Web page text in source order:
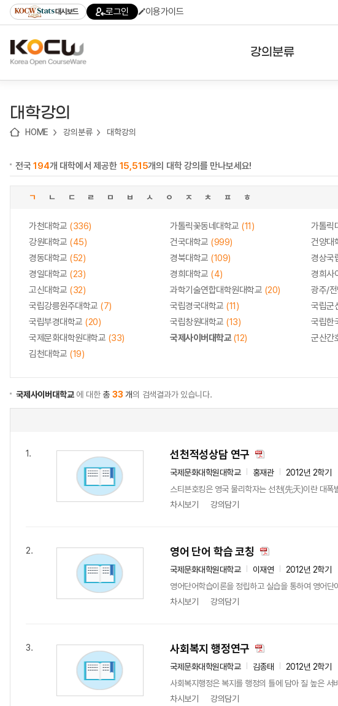
기
기
기
content)
가
대시보드 로그인 이용가이드
강의분류
대학강의
HOME 강의분류 대학강의
전국194개 대학에서 제공한 15,515개의 대학 강의를 만나보세요!
ㄱ ㄴ ㄷ ㄹ ㅁ ㅂ ㅅ ㅇ ㅈ ㅊ ㅍ ㅎ
가천대학교 (336) 가톨릭꽃동네대학교 (11) 가톨릭
강원대학교 (45) 건국대학교 (999) 건양대
경동대학교 (52) 경북대학교 (109) 경상국
경일대학교 (23) 경희대학교 (4) 경희사
고신대학교 (32) 과학기술연합대학원대학교 (20) 광주/
국립강릉원주대학교 (7) 국립경국대학교 (11) 국립군
국립부경대학교 (20) 국립창원대학교 (13) 국립한
국제문화대학원대학교 (33) 국제사이버대학교(12) 군산간
김천대학교 (19)
국제사이버대학교에 대한총 33 개의 검색결과가 있습니다.
1. 선천적성상담 연구
국제문화대학원대학교 홍재관
2012년 2학기
스티븐호킹은 영국 물리학자는 선천(先天)이란 대
차시보기
강의담기
2. 영어 단어 학습 코칭
국제문화대학원대학교 이재연
2012년 2학기
영어단어학습이론을 정립하고 실습을 통하여 영어
차시보기
강의담기
3. 사회복지 행정연구
국제문화대학원대학교 김종태
2012년 2학기
사회복지행정은 복지를 행정의 틀에 담아 질 높은
차시보기
강의담기